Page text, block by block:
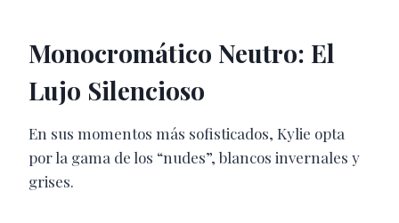
Monocromático Neutro: El
Lujo Silencioso
En sus momentos más sofisticados, Kylie opta
por la gama de los “nudes”, blancos invernales y
grises.